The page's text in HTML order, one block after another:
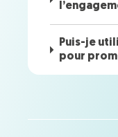
Puis-je
pour